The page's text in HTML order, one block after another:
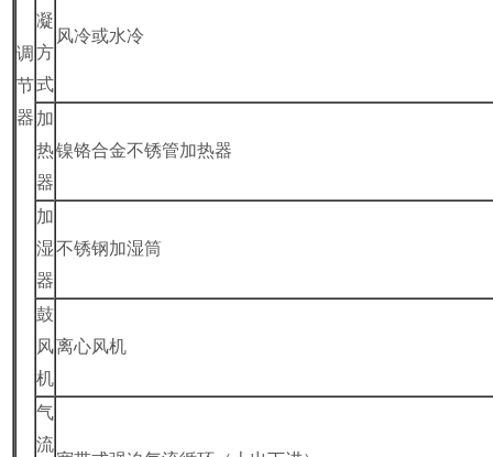
调
节
器
凝
方
式
风冷或水冷
加
热
器
镍铬合金不锈管加热器
加
湿
器
不锈钢加湿筒
鼓
风
机
离心风机
气
流